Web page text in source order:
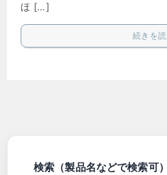
ほ […]
続きを
検索（製品名などで検索可）